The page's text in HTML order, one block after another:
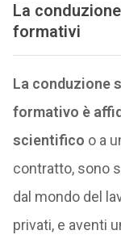
La
formativi
La conduzione
formativo è
scientifico o a
contratto, sono
dal mondo del
privati, e aventi